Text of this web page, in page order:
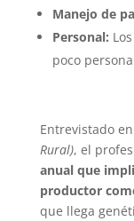
Manejo de
Personal:
poco
Entrevistado
Rural), el
anual que
productor
que llega